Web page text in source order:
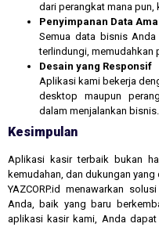
dari perangkat mana pun,
Penyimpanan Data
Semua data bisnis
terlindungi, memudahkan
Desain yang Responsif
Aplikasi kami bekerja
desktop maupun
dalam menjalankan bisnis.
Kesimpulan
Aplikasi kasir terbaik bukan
kemudahan, dan dukungan
YAZCORP.id menawarkan
Anda, baik yang baru
aplikasi kasir kami, Anda